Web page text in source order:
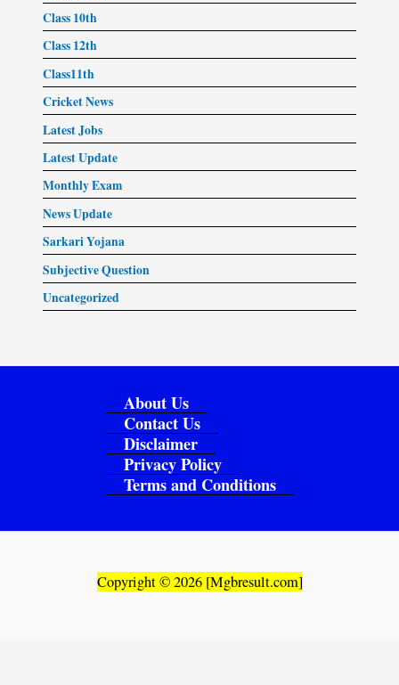
Class 10th
Class 12th
Class11th
Cricket News
Latest Jobs
Latest Update
Monthly Exam
News Update
Sarkari Yojana
Subjective Question
Uncategorized
About Us
Contact Us
Disclaimer
Privacy Policy
Terms and Conditions
Copyright © 2026 [Mgbresult.com]